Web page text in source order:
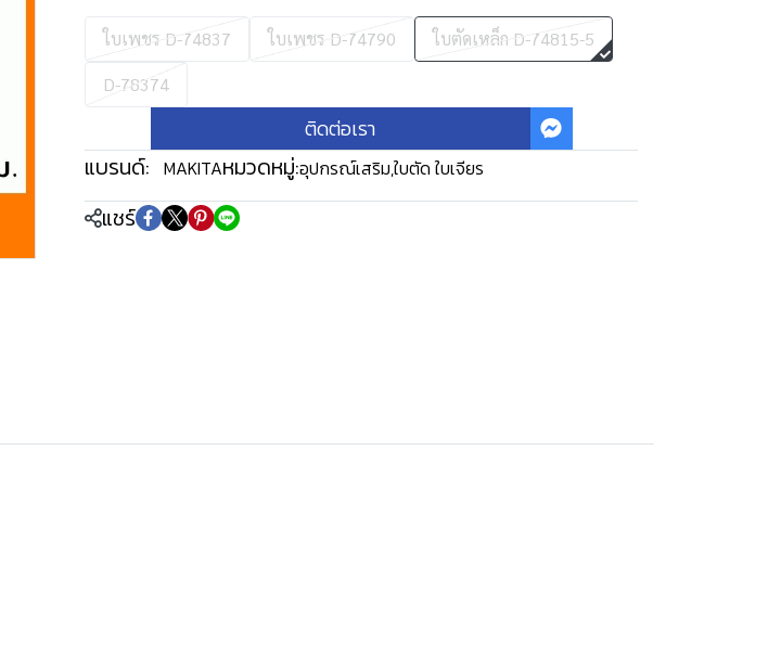
ใบเพชร D-74837 ใบเพชร D-74790
ใบตัดเหล็ก D-74815-5
D-78374
ติดต่อเรา
แบรนด์: MAKITAหมวดหมู่:อุปกรณ์เสริม,ใบตัด ใบเจียร
แชร์